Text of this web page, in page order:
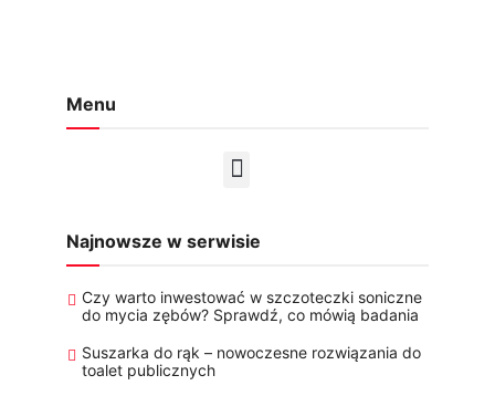
Menu
Najnowsze w serwisie
Czy warto inwestować w szczoteczki soniczne
do mycia zębów? Sprawdź, co mówią badania
Suszarka do rąk – nowoczesne rozwiązania do
toalet publicznych